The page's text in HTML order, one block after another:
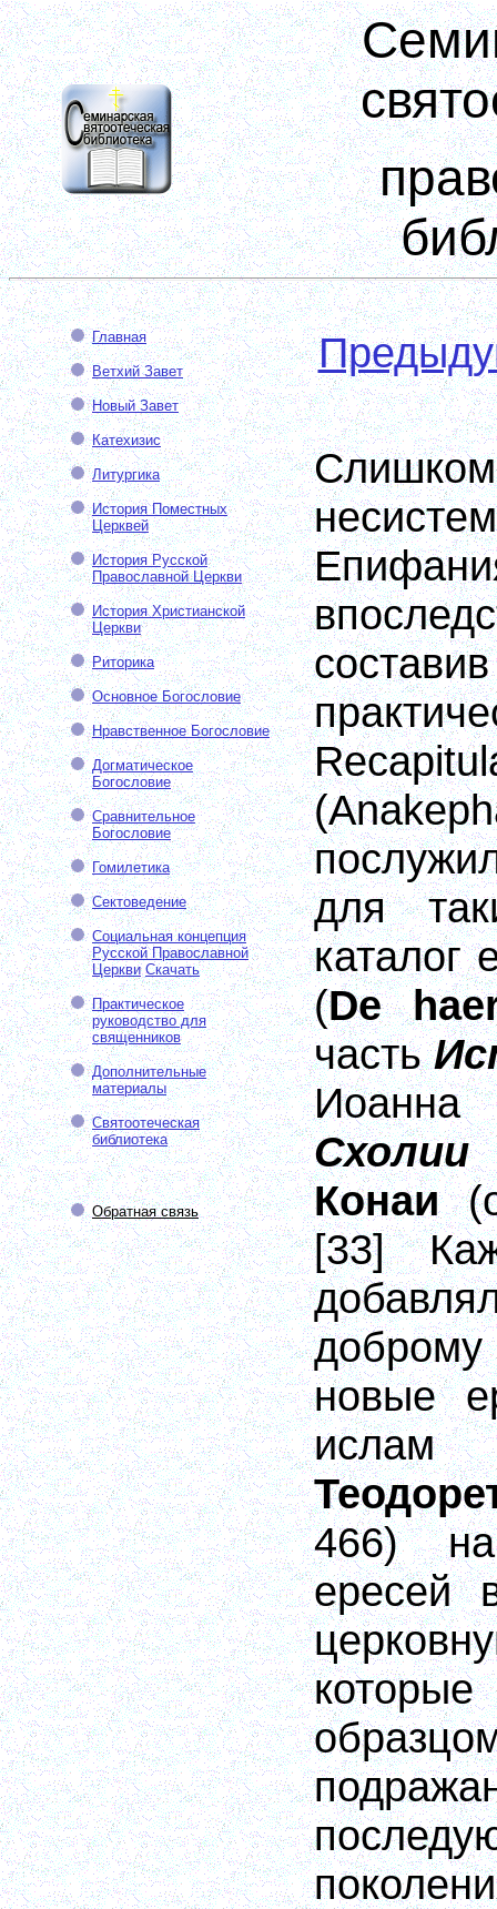
Главная
Ветхий Завет
Новый Завет
Катехизис
Литургика
История Поместных
Церквей
История Русской
Православной Церкви
История Христианской
Церкви
Риторика
Основное Богословие
Нравственное Богословие
Догматическое
Богословие
Сравнительное
Богословие
Гомилетика
Сектоведение
Социальная концепция
Русской Православной
Церкви Скачать
Практическое
руководство для
священников
Дополнительные
материалы
Святоотеческая
библиотека
Обратная связь
для
каталог
(De
часть
Схолии
Конаи
[33]
новые
ислам
466)
ересей